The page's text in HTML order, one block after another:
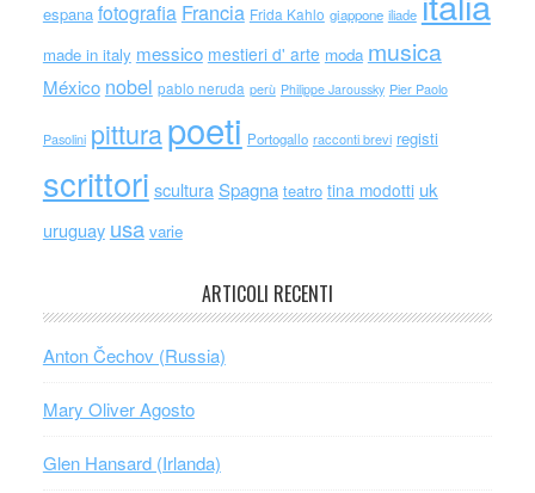
espana fotografia Francia Frida Kahlo giappone iliade
made in italy messico mestieri d' arte moda musica
México nobel pablo neruda perù Philippe Jaroussky Pier Paolo
Pasolini pitturapoeti Portogallo racconti brevi registi
scrittori scultura Spagna teatro tina modotti uk
uruguay usa varie
ARTICOLI RECENTI
Anton Čechov (Russia)
Mary Oliver Agosto
Glen Hansard (Irlanda)